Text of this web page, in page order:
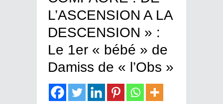
L’ASCENSION A LA
DESCENSION » :
Le 1er « bébé » de
Damiss de « l’Obs »